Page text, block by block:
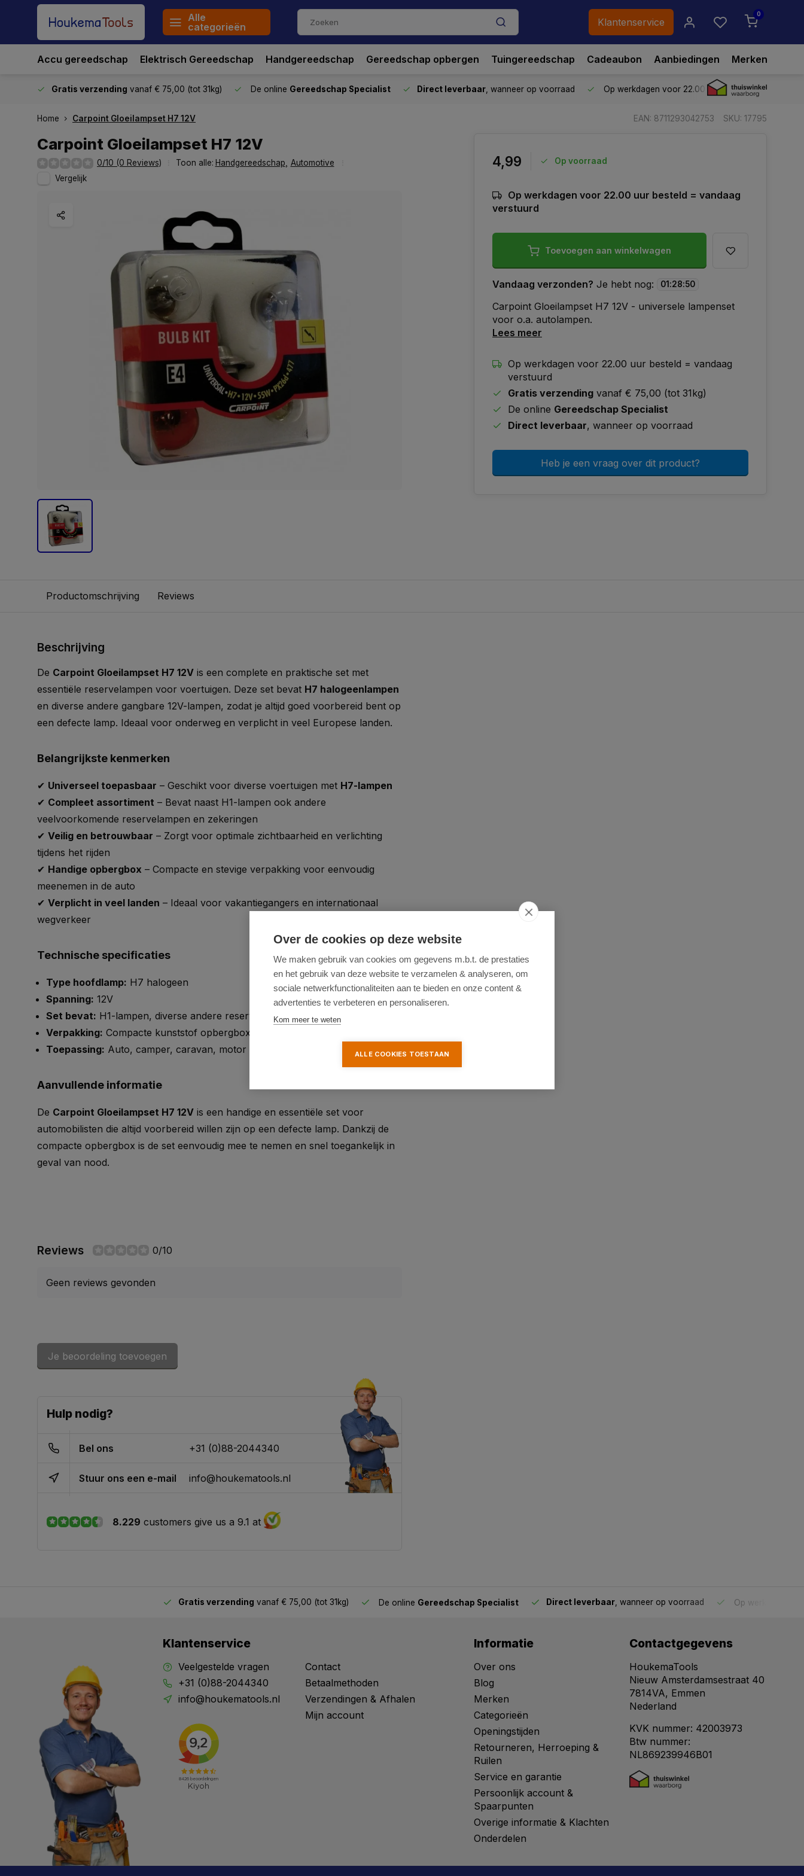
Alle
categorieën
Klantenservice
0
Accu gereedschap Elektrisch Gereedschap Handgereedschap Gereedschap opbergen Tuingereedschap Cadeaubon Aanbiedingen Merken
Gratis verzending vanaf € 75,00 (tot 31kg) De online Gereedschap Specialist Direct leverbaar , wanneer op voorraad Op werkdagen voor 22.00 uur besteld,vandaag
Home Carpoint Gloeilampset H7 12V EAN: 8711293042753 SKU: 17795
Carpoint Gloeilampset H7 12V
0/10 (0 Reviews) Toon alle: Handgereedschap
Automotive
Vergelijk
4,99 Op voorraad
Op werkdagen voor 22.00 uur besteld = vandaag
verstuurd
Toevoegen aan winkelwagen
Vandaag verzonden? Je hebt nog: 01:28:50
Carpoint Gloeilampset H7 12V - universele lampenset
voor o.a. autolampen.
Lees meer
Op werkdagen voor 22.00 uur besteld = vandaag
verstuurd
Gratis verzending vanaf € 75,00 (tot 31kg)
De online Gereedschap Specialist
Direct leverbaar, wanneer op voorraad
Heb je een vraag over dit product?
Productomschrijving Reviews
Beschrijving
De Carpoint Gloeilampset H7 12V is een complete en praktische set met
essentiële reservelampen voor voertuigen. Deze set bevat H7 halogeenlampen
en diverse andere gangbare 12V-lampen, zodat je altijd goed voorbereid bent op
een defecte lamp. Ideaal voor onderweg en verplicht in veel Europese landen.
Belangrijkste kenmerken
✔ Universeel toepasbaar – Geschikt voor diverse voertuigen met H7-lampen
✔ Compleet assortiment – Bevat naast H1-lampen ook andere
veelvoorkomende reservelampen en zekeringen
✔ Veilig en betrouwbaar – Zorgt voor optimale zichtbaarheid en verlichting
tijdens het rijden
✔ Handige opbergbox – Compacte en stevige verpakking voor eenvoudig
meenemen in de auto
✔ Verplicht in veel landen – Ideaal voor vakantiegangers en internationaal
wegverkeer
Technische specificaties
Type hoofdlamp: H7 halogeen
Spanning: 12V
Set bevat: H1-lampen, diverse andere reservelampen en zekeringen
Verpakking: Compacte kunststof opbergbox
Toepassing: Auto, camper, caravan, motor
Aanvullende informatie
De Carpoint Gloeilampset H7 12V is een handige en essentiële set voor
automobilisten die altijd voorbereid willen zijn op een defecte lamp. Dankzij de
compacte opbergbox is de set eenvoudig mee te nemen en snel toegankelijk in
geval van nood.
Reviews 0/10
Geen reviews gevonden
Je beoordeling toevoegen
Hulp nodig?
Bel ons +31 (0)88-2044340
Stuur ons een e-mail info@houkematools.nl
8.229 customers give us a 9.1 at
Gratis verzending vanaf € 75,00 (tot 31kg) De online Gereedschap Specialist Direct leverbaar , wanneer op voorraad Op werkdagen
Klantenservice
Veelgestelde vragen
+31 (0)88-2044340
info@houkematools.nl
Contact
Betaalmethoden
Verzendingen & Afhalen
Mijn account
Informatie
Over ons
Blog
Merken
Categorieën
Openingstijden
Retourneren, Herroeping &
Ruilen
Service en garantie
Persoonlijk account &
Spaarpunten
Overige informatie & Klachten
Onderdelen
Contactgegevens
HoukemaTools
Nieuw Amsterdamsestraat 40
7814VA, Emmen
Nederland
KVK nummer: 42003973
Btw nummer:
NL869239946B01
Over de cookies op deze website
We maken gebruik van cookies om gegevens m.b.t. de prestaties
en het gebruik van deze website te verzamelen & analyseren, om
sociale netwerkfunctionaliteiten aan te bieden en onze content &
advertenties te verbeteren en personaliseren.
Kom meer te weten
ALLE COOKIES TOESTAAN
Meld je aan en mis geen enkele actie, aanbieding
of nieuwe deal meer. Én je krijgt direct €5 korting!